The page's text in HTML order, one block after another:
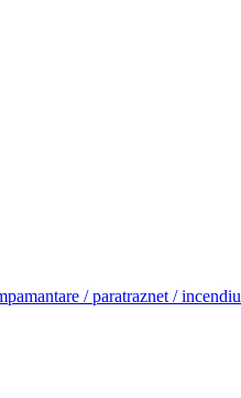
/ paratraznet / incendiu